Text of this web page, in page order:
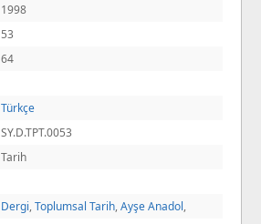
1998
53
64
Türkçe
SY.D.TPT.0053
Tarih
Dergi,Toplumsal Tarih,Ayşe Anadol,